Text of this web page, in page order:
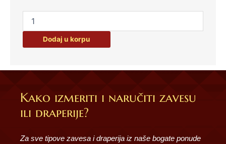
delux
220cm
Dodaj u korpu
Kako izmeriti i naručiti zavesu
ili draperije?
Za sve tipove zavesa i draperija iz naše bogate ponude